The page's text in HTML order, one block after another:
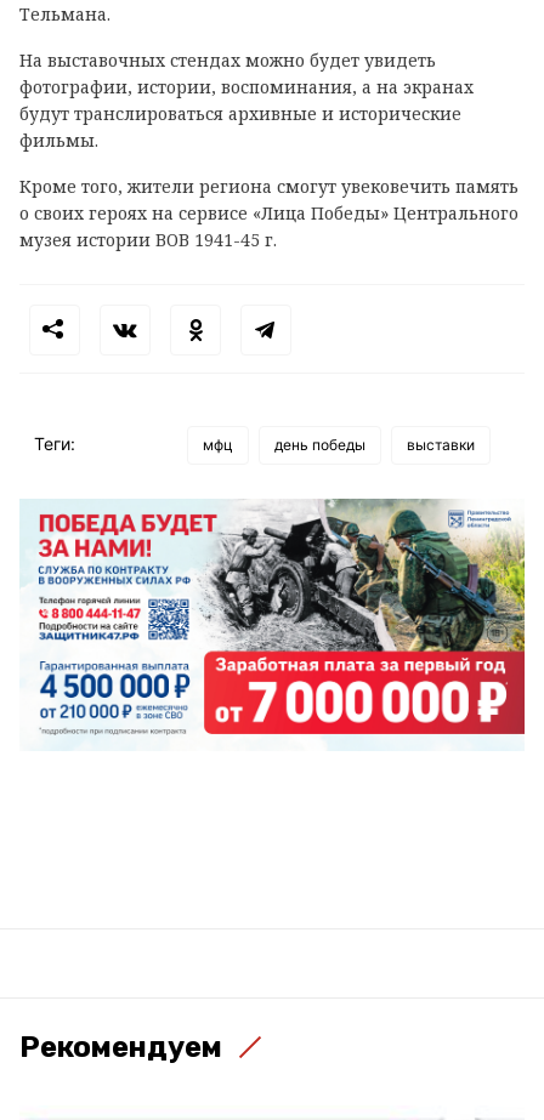
Тельмана.
На выставочных стендах можно будет увидеть
фотографии, истории, воспоминания, а на экранах
будут транслироваться архивные и исторические
фильмы.
Кроме того, жители региона смогут увековечить память
о своих героях на сервисе «Лица Победы» Центрального
музея истории ВОВ 1941-45 г.
Теги: мфц день победы выставки
Рекомендуем